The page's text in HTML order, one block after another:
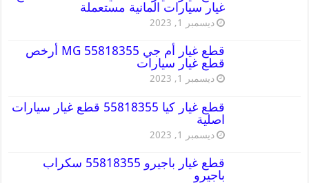
غيار سيارات المانية مستعملة
ديسمبر 1, 2023
قطع غيار أم جي MG 55818355 أرخص
قطع غيار سيارات
ديسمبر 1, 2023
قطع غيار كيا 55818355 قطع غيار سيارات
اصلية
ديسمبر 1, 2023
قطع غيار باجيرو 55818355 سكراب
باجيرو